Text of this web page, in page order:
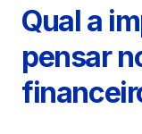
Parceiros BV
Qual a
pensar